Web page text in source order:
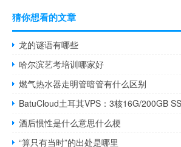
猜你想看的文章
龙的谜语有哪些
哈尔滨艺考培训哪家好
燃气热水器走明管暗管有什么区别
酒后惯性是什么意思什么梗
“算只有当时”的出处是哪里